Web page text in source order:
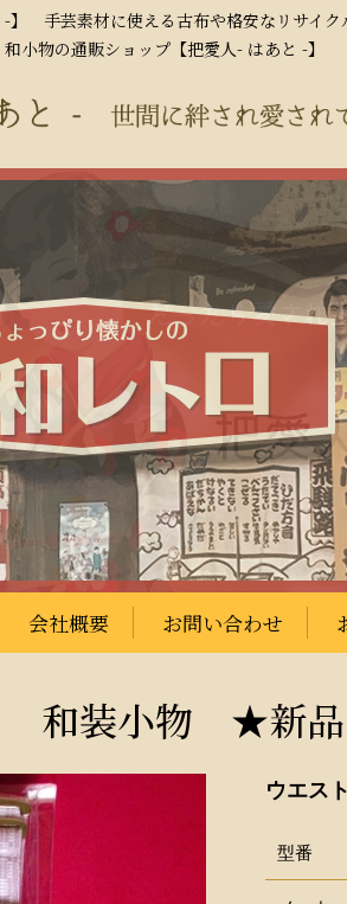
】 手芸素材に使える古布や格安なリサイク
小物の通販ショップ【把愛人- はあと -】
会社概要 お問い合わせ
和装小物 ★新品
ウエス
型番